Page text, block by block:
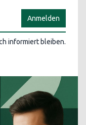
Anmelden
informiert bleiben.